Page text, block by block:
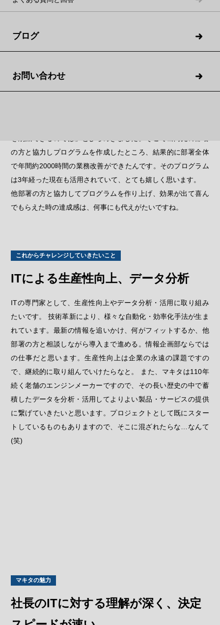
ブログ
お問い合わせ
年間2000時間の業務を削減するプロ
グラムを作成
の方と協力しプログラムを作成したところ、結果的に部署全体
で年間約2000時間の業務改善ができたんです。そのプログラム
は3年経った現在も活用されていて、とても嬉しく思います。
他部署の方と協力してプログラムを作り上げ、効果が出て喜ん
でもらえた時の達成感は、何事にも代えがたいですね。
これからチャレンジしていきたいこと
ITによる生産性向上、データ分析
ITの専門家として、生産性向上やデータ分析・活用に取り組み
たいです。 技術革新により、様々な自動化・効率化手法が生ま
れています。最新の情報を追いかけ、何がフィットするか、他
部署の方と相談しながら導入まで進める。情報企画部ならでは
の仕事だと思います。生産性向上は企業の永遠の課題ですの
で、継続的に取り組んでいけたらなと。 また、マキタは110年
続く老舗のエンジンメーカーですので、その長い歴史の中で蓄
積したデータを分析・活用してよりよい製品・サービスの提供
に繋げていきたいと思います。プロジェクトとして既にスター
トしているものもありますので、そこに混ざれたらな…なんて
(笑)
マキタの魅力
社長のITに対する理解が深く、決定